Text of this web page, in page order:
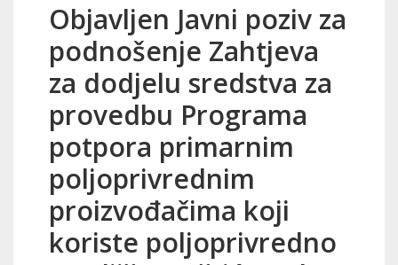
Objavljen Javni poziv za
podnošenje Zahtjeva
za dodjelu sredstva za
provedbu Programa
potpora primarnim
poljoprivrednim
proizvođačima koji
koriste poljoprivredno